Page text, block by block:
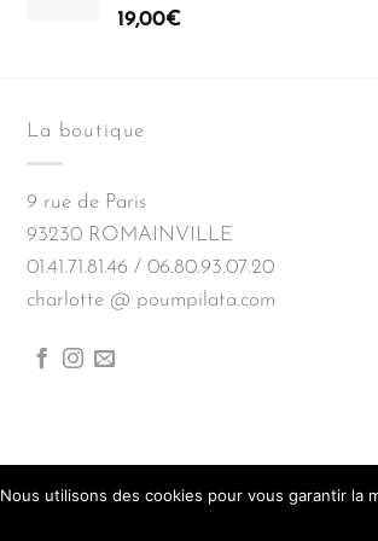
19,00€
La boutique
9 rue de Paris
93230 ROMAINVILLE
01.41.71.81.46 / 06.80.93.07.20
charlotte @ poumpilata.com
Nous utilisons des cookies pour vous garantir